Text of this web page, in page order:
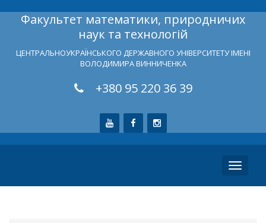
Факультет математики, природничих
наук та технологій
ЦЕНТРАЛЬНОУКРАЇНСЬКОГО ДЕРЖАВНОГО УНІВЕРСИТЕТУ ІМЕНІ
ВОЛОДИМИРА ВИННИЧЕНКА
+380 95 220 36 39
Toggle